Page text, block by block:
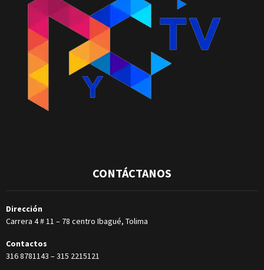
CONTÁCTANOS
Dirección
Carrera 4 # 11 – 78 centro Ibagué, Tolima
Contactos
316 8781143 –315 2215121